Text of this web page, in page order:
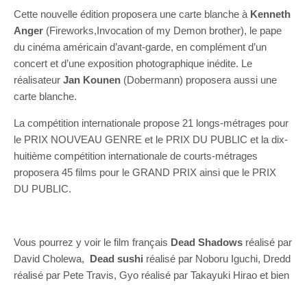
Cette nouvelle édition proposera une carte blanche à Kenneth
Anger (Fireworks,Invocation of my Demon brother), le pape
du cinéma américain d’avant-garde, en complément d’un
concert et d’une exposition photographique inédite. Le
réalisateur Jan Kounen (Dobermann) proposera aussi une
carte blanche.
La compétition internationale propose 21 longs-métrages pour
le PRIX NOUVEAU GENRE et le PRIX DU PUBLIC et la dix-
huitième compétition internationale de courts-métrages
proposera 45 films pour le GRAND PRIX ainsi que le PRIX
DU PUBLIC.
Vous pourrez y voir le film français Dead Shadows réalisé par
David Cholewa, Dead sushi réalisé par Noboru Iguchi, Dredd
réalisé par Pete Travis, Gyo réalisé par Takayuki Hirao et bien